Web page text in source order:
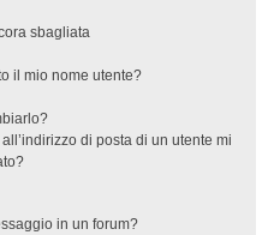
sbagliata
il mio nome utente?
di posta di un utente mi
in un forum?